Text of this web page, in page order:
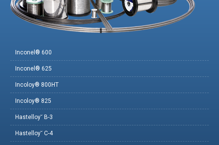
Inconel® 600
Inconel® 625
Incoloy® 800HT
Incoloy® 825
Hastelloy˘ B-3
Hastelloy˘ C-4